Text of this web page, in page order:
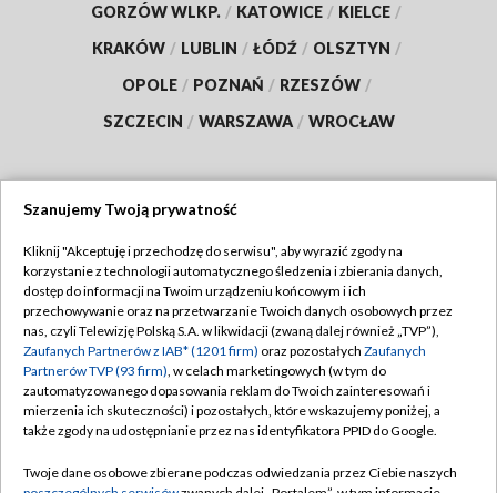
GORZÓW WLKP. / KATOWICE / KIELCE /
KRAKÓW / LUBLIN / ŁÓDŹ / OLSZTYN /
OPOLE / POZNAŃ / RZESZÓW /
SZCZECIN / WARSZAWA / WROCŁAW
TVP
Abonament TVP
Emisja w TVP
Centrum informacji TVP
Naziemna Telewizja Cyfrowa
Regulamin TVP
Polityka prywatności
Moje zgody
Pomoc
Szanujemy Twoją prywatność
Kliknij "Akceptuję i przechodzę do serwisu", aby wyrazić zgody na
korzystanie z technologii automatycznego śledzenia i zbierania danych,
dostęp do informacji na Twoim urządzeniu końcowym i ich
przechowywanie oraz na przetwarzanie Twoich danych osobowych przez
nas, czyli Telewizję Polską S.A. w likwidacji (zwaną dalej również „TVP”),
Zaufanych Partnerów z IAB* (1201 firm) oraz pozostałych Zaufanych
Partnerów TVP (93 firm), w celach marketingowych (w tym do
zautomatyzowanego dopasowania reklam do Twoich zainteresowań i
mierzenia ich skuteczności) i pozostałych, które wskazujemy poniżej, a
także zgody na udostępnianie przez nas identyfikatora PPID do Google.
Twoje dane osobowe zbierane podczas odwiedzania przez Ciebie naszych